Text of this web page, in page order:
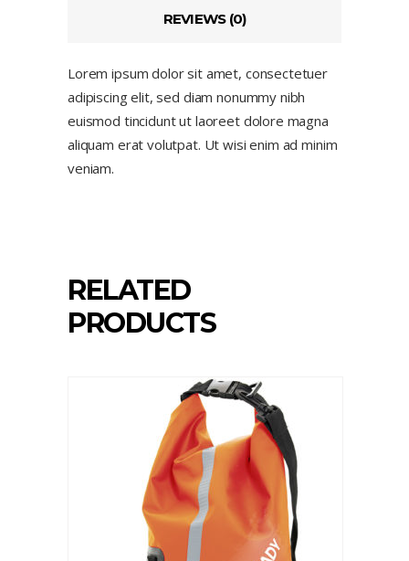
REVIEWS (0)
Lorem ipsum dolor sit amet, consectetuer
adipiscing elit, sed diam nonummy nibh
euismod tincidunt ut laoreet dolore magna
aliquam erat volutpat. Ut wisi enim ad minim
veniam.
RELATED
PRODUCTS
ADD TO CART